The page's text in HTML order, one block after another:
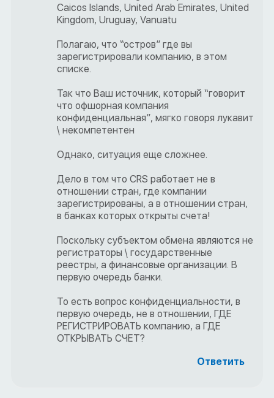
Caicos Islands, United Arab Emirates, United
Kingdom, Uruguay, Vanuatu
Полагаю, что “остров” где вы
зарегистрировали компанию, в этом
списке.
Так что Ваш источник, который “говорит
что офшорная компания
конфиденциальная”, мягко говоря лукавит
\ некомпетентен
Однако, ситуация еще сложнее.
Дело в том что CRS работает не в
отношении стран, где компании
зарегистрированы, а в отношении стран,
в банках которых открыты счета!
Поскольку субъектом обмена являются не
регистраторы \ государственные
реестры, а финансовые организации. В
первую очередь банки.
То есть вопрос конфиденциальности, в
первую очередь, не в отношении, ГДЕ
РЕГИСТРИРОВАТЬ компанию, а ГДЕ
ОТКРЫВАТЬ СЧЕТ?
Ответить